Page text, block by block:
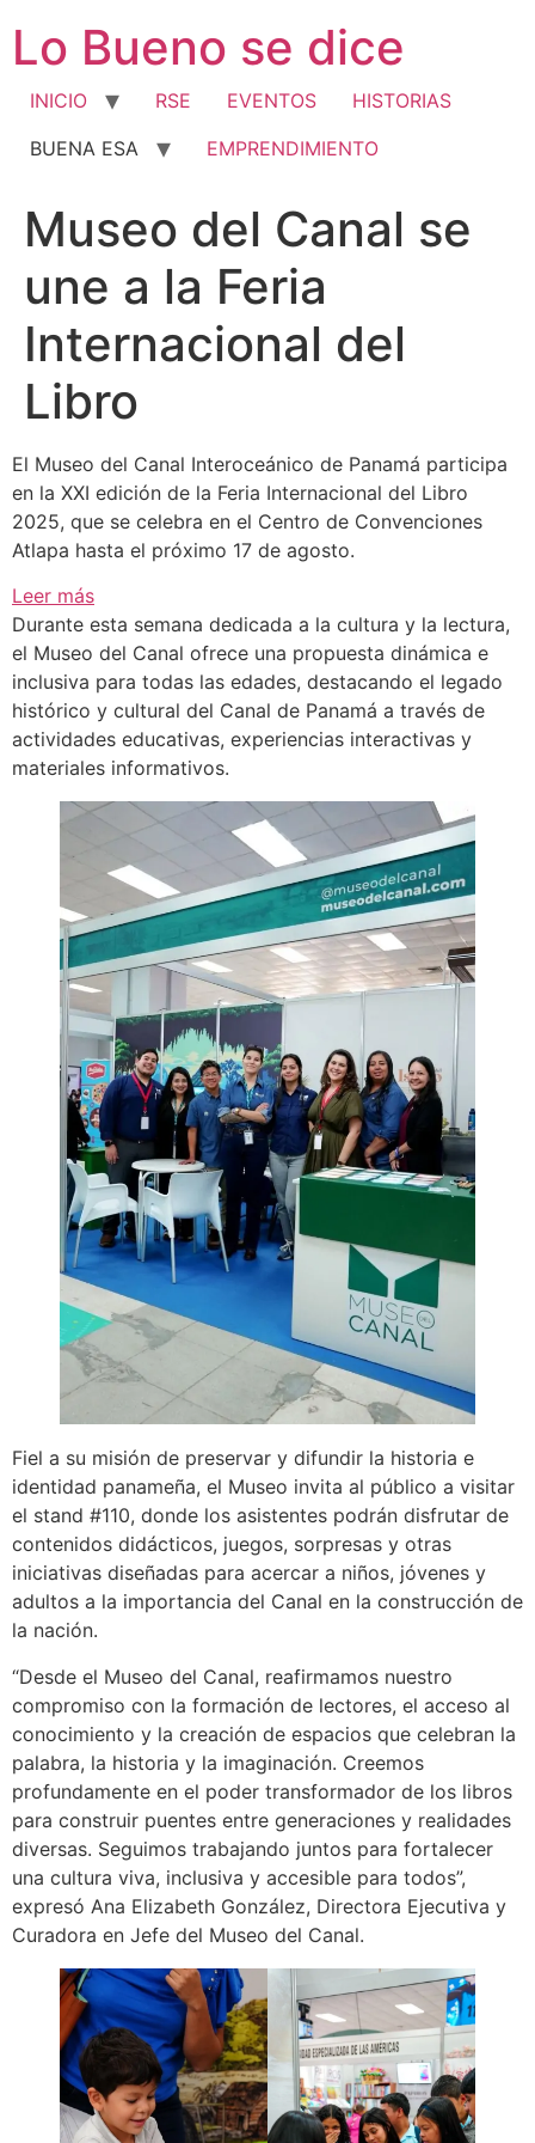
contenido
Lo Bueno se dice
INICIO RSE EVENTOS
HISTORIAS
BUENA ESA
EMPRENDIMIENTO
Museo del Canal se
une a la Feria
Internacional del
Libro
El Museo del Canal Interoceánico de Panamá participa
en la XXI edición de la Feria Internacional del Libro
2025, que se celebra en el Centro de Convenciones
Atlapa hasta el próximo 17 de agosto.
Leer más:
Museo
del
Canal
se
une
a
la
del
Libro
Durante esta semana dedicada a la cultura y la lectura,
el Museo del Canal ofrece una propuesta dinámica e
inclusiva para todas las edades, destacando el legado
histórico y cultural del Canal de Panamá a través de
actividades educativas, experiencias interactivas y
materiales informativos.
Fiel a su misión de preservar y difundir la historia e
identidad panameña, el Museo invita al público a visitar
el stand #110, donde los asistentes podrán disfrutar de
contenidos didácticos, juegos, sorpresas y otras
iniciativas diseñadas para acercar a niños, jóvenes y
adultos a la importancia del Canal en la construcción de
la nación.
“Desde el Museo del Canal, reafirmamos nuestro
compromiso con la formación de lectores, el acceso al
conocimiento y la creación de espacios que celebran la
palabra, la historia y la imaginación. Creemos
profundamente en el poder transformador de los libros
para construir puentes entre generaciones y realidades
diversas. Seguimos trabajando juntos para fortalecer
una cultura viva, inclusiva y accesible para todos”,
expresó Ana Elizabeth González, Directora Ejecutiva y
Curadora en Jefe del Museo del Canal.